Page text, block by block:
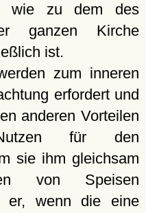
wie zu dem des
ganzen Kirche
ist.
zum inneren
erfordert und
anderen Vorteilen
für den
sie ihm gleichsam
von Speisen
er, wenn die eine